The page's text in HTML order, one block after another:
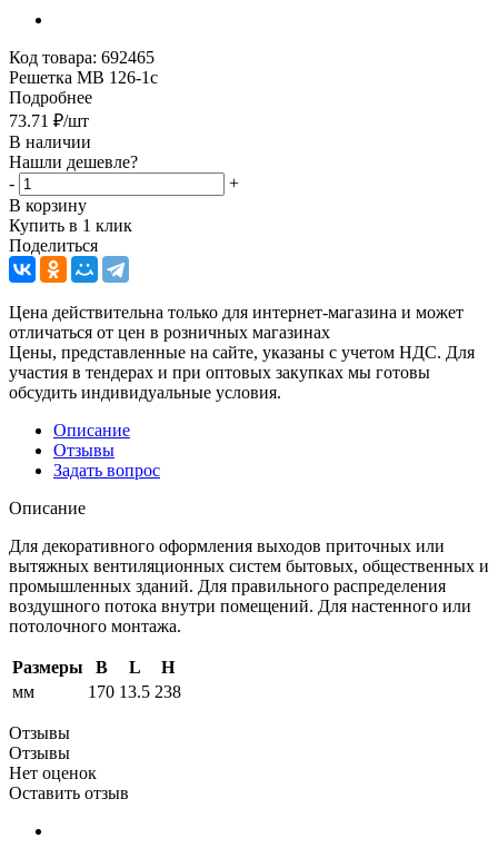
Код товара: 692465
Решетка МВ 126-1с
Подробнее
73.71 ₽/шт
В наличии
Нашли дешевле?
-
+
В корзину
Купить в 1 клик
Поделиться
Цена действительна только для интернет-магазина и может
отличаться от цен в розничных магазинах
Цены, представленные на сайте, указаны с учетом НДС. Для
участия в тендерах и при оптовых закупках мы готовы
обсудить индивидуальные условия.
Описание
Отзывы
Задать вопрос
Описание
Для декоративного оформления выходов приточных или
вытяжных вентиляционных систем бытовых, общественных и
промышленных зданий. Для правильного распределения
воздушного потока внутри помещений. Для настенного или
потолочного монтажа.
Размеры B L
H
мм
170 13.5 238
Отзывы
Отзывы
Нет оценок
Оставить отзыв